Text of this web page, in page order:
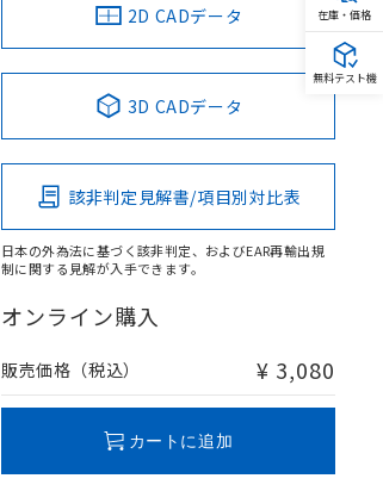
2D CADデータ
3D CADデータ
該非判定見解書/項目別対比表
日本の外為法に基づく該非判定、およびEAR再輸出規
制に関する見解が入手できます。
オンライン購入
販売価格（税込） ¥ 3,080
カートに追加
在庫・価格
無料テスト機